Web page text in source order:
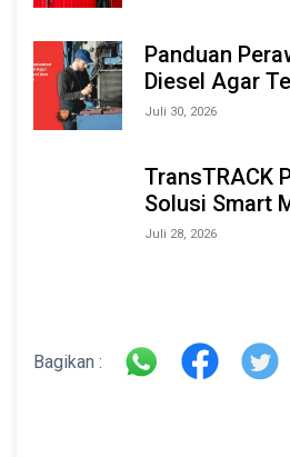
Panduan
Diesel Agar
Tahan Lama
Juli 30, 2026
TransTRACK
Solusi Smart
Monitoring
Juli 28, 2026
Bagikan :